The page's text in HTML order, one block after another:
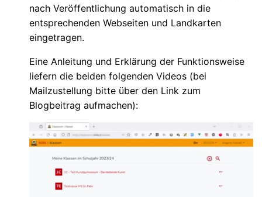
nach Veröffentlichung automatisch in die
entsprechenden Webseiten und Landkarten
eingetragen.
Eine Anleitung und Erklärung der Funktionsweise
liefern die beiden folgenden Videos (bei
Mailzustellung bitte über den Link zum
Blogbeitrag aufmachen):